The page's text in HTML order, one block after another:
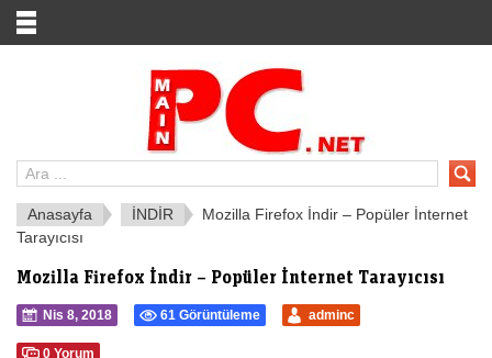
Anasayfa İNDİR
Mozilla Firefox İndir – Popüler İnternet
Tarayıcısı
Mozilla Firefox İndir – Popüler İnternet Tarayıcısı
Nis 8, 2018 61 Görüntüleme adminc
0 Yorum